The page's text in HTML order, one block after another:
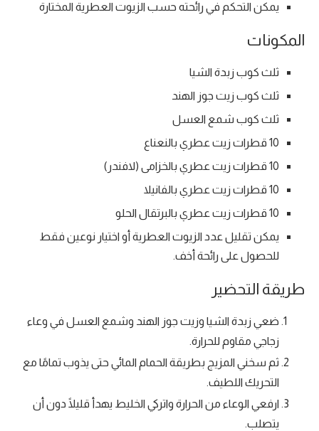
يمكن التحكم في رائحته حسب الزيوت العطرية المختارة
المكونات
ثلث كوب زبدة الشيا
ثلث كوب زيت جوز الهند
ثلث كوب شمع العسل
10 قطرات زيت عطري بالنعناع
10 قطرات زيت عطري بالخزامى (لافندر)
10 قطرات زيت عطري بالفانيلا
10 قطرات زيت عطري بالبرتقال الحلو
يمكن تقليل عدد الزيوت العطرية أو اختيار نوعين فقط
للحصول على رائحة أخف.
طريقة التحضير
ضعي زبدة الشيا وزيت جوز الهند وشمع العسل في وعاء
زجاجي مقاوم للحرارة.
ثم سخني المزيج بطريقة الحمام المائي حتى يذوب تمامًا مع
التحريك اللطيف.
ارفعي الوعاء من الحرارة واتركي الخليط يهدأ قليلًا دون أن
يتصلب.